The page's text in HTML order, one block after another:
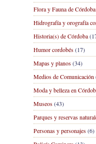
Flora y Fauna de Córdoba
Hidrografía y orografía
Historia(s) de Córdoba
Humor cordobés(17)
Mapas y planos(34)
Medios de Comunicación
Moda y belleza en
Museos(43)
Parques y reservas
Personas y personajes(6)